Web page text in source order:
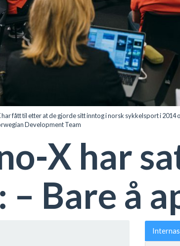
fått til etter at de gjorde sitt inntog i norsk sykkelsport i 2014
Development Team
X har
– Bare å